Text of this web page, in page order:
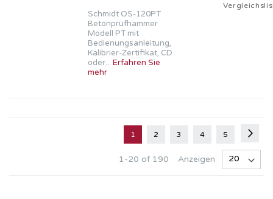
Schmidt OS-120PT
Betonprüfhammer
Modell PT mit
Bedienungsanleitung,
Kalibrier-Zertifikat, CD
oder... Erfahren Sie
mehr
Sie
1 Seite
2 Seite
3 Seite
4 Seite
5
Anzeigen
1-20 of 190